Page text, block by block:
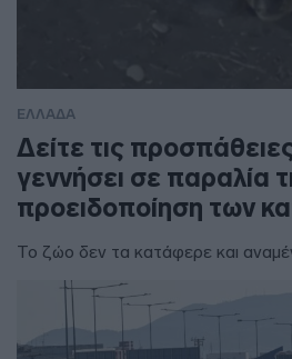
ΕΛΛΑΔΑ
Δείτε τις
γεννήσει σε παραλία
προειδοποίηση των
Το ζώο δεν τα κατάφερε και